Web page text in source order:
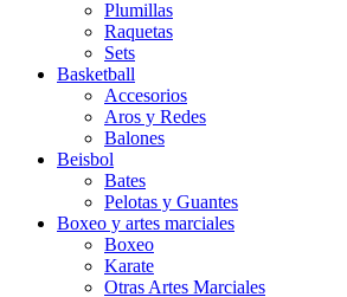
Plumillas
Raquetas
Sets
Basketball
Accesorios
Aros y Redes
Balones
Beisbol
Bates
Pelotas y Guantes
Boxeo y artes marciales
Boxeo
Karate
Otras Artes Marciales